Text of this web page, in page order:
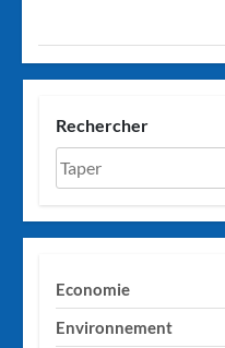
Rechercher
Economie
Environnement